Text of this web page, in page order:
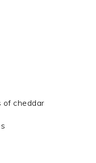
of cheddar